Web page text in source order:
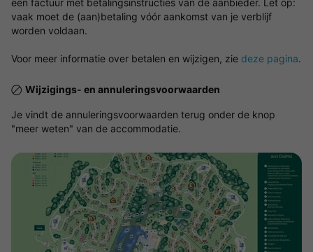
een factuur met betalingsinstructies van de aanbieder. Let op:
vaak moet de (aan)betaling vóór aankomst van je verblijf
worden voldaan.
Voor meer informatie over betalen en wijzigen, zie deze pagina.
Wijzigings- en annuleringsvoorwaarden
Je vindt de annuleringsvoorwaarden terug onder de knop
"meer weten" van de accommodatie.
Bekijk de kaart